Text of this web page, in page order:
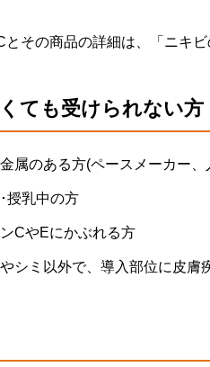
とその商品の詳細は、「ニキ
ても受けられない方
属のある方(ペースメーカー
授乳中の方
CやEにかぶれる方
シミ以外で、導入部位に皮膚